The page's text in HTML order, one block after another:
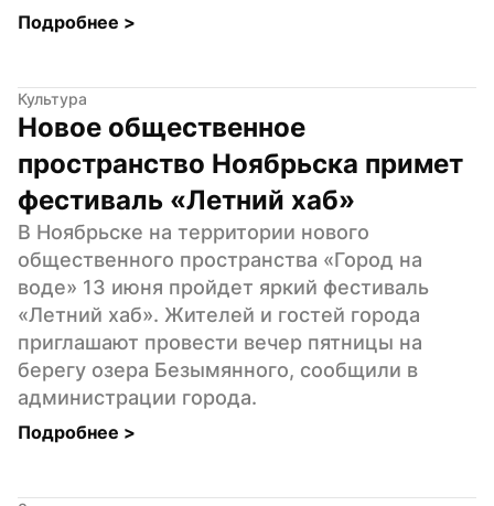
Подробнее >
Культура
Новое общественное
пространство Ноябрьска примет
фестиваль «Летний хаб»
В Ноябрьске на территории нового
общественного пространства «Город на
воде» 13 июня пройдет яркий фестиваль
«Летний хаб». Жителей и гостей города
приглашают провести вечер пятницы на
берегу озера Безымянного, сообщили в
администрации города.
Подробнее >